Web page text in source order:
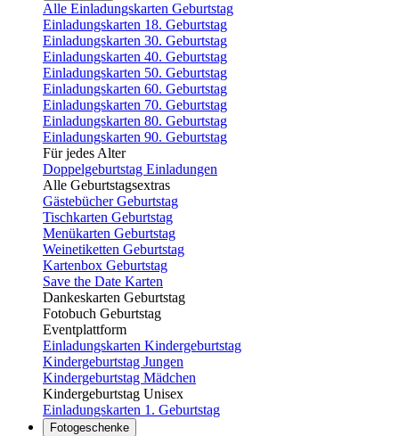
Alle Einladungskarten Geburtstag
Einladungskarten 18. Geburtstag
Einladungskarten 30. Geburtstag
Einladungskarten 40. Geburtstag
Einladungskarten 50. Geburtstag
Einladungskarten 60. Geburtstag
Einladungskarten 70. Geburtstag
Einladungskarten 80. Geburtstag
Einladungskarten 90. Geburtstag
Für jedes Alter
Doppelgeburtstag Einladungen
Alle Geburtstagsextras
Gästebücher Geburtstag
Tischkarten Geburtstag
Menükarten Geburtstag
Weinetiketten Geburtstag
Kartenbox Geburtstag
Save the Date Karten
Dankeskarten Geburtstag
Fotobuch Geburtstag
Eventplattform
Einladungskarten Kindergeburtstag
Kindergeburtstag Jungen
Kindergeburtstag Mädchen
Kindergeburtstag Unisex
Einladungskarten 1. Geburtstag
Fotogeschenke